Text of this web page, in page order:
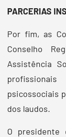
PARCERIAS
Por fim, as
Conselho
Assistência
psicossociais
dos laudos.
O presidente